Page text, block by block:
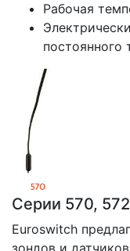
Рабочая
Серии 570,
Euroswitch